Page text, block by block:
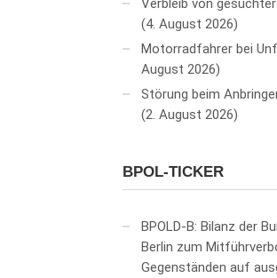
Verbleib von
4. August 2026
Motorradfahrer bei
August 2026
Störung beim
2. August 2026
BPOL-TICKER
BPOLD-B: Bilanz der
Berlin zum
Gegenständen auf